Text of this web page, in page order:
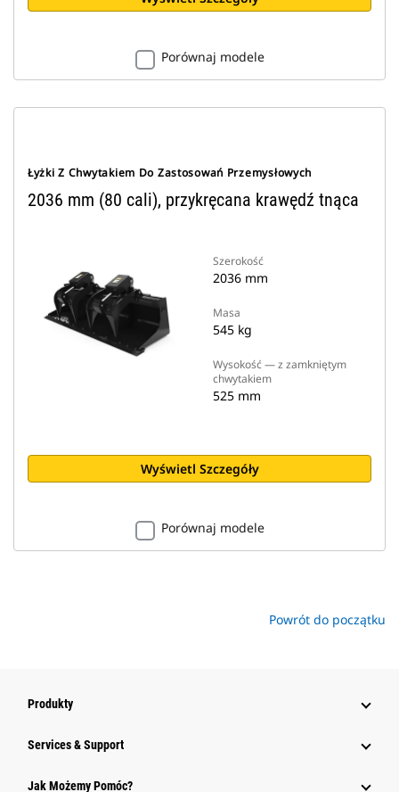
Porównaj modele
Łyżki Z Chwytakiem Do Zastosowań Przemysłowych
2036 mm (80 cali), przykręcana krawędź tnąca
Szerokość
2036 mm
Masa
545 kg
Wysokość — z zamkniętym
chwytakiem
525 mm
Wyświetl Szczegóły
Porównaj modele
Powrót do początku
Produkty
Services & Support
Jak Możemy Pomóc?